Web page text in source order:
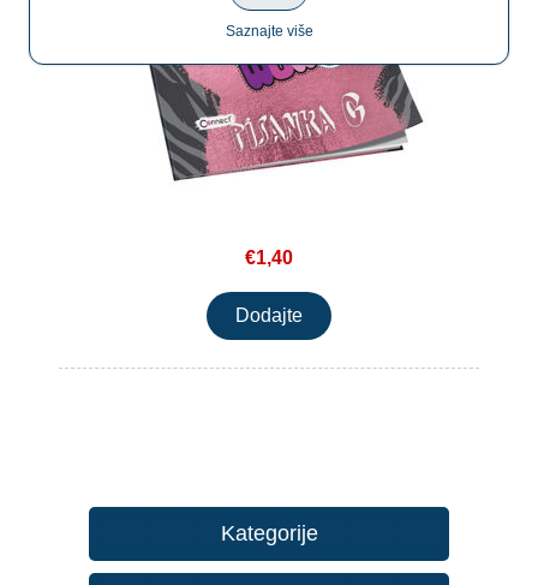
€1,40
Kategorije
Saznajte više